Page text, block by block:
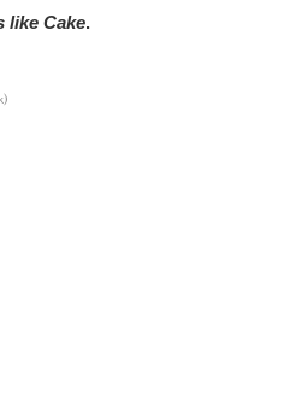
like Cake.